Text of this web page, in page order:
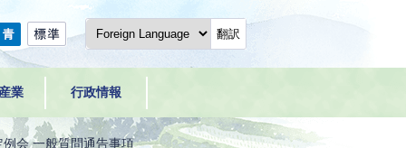
翻訳
業 行政情報
会 一般質問通告事項